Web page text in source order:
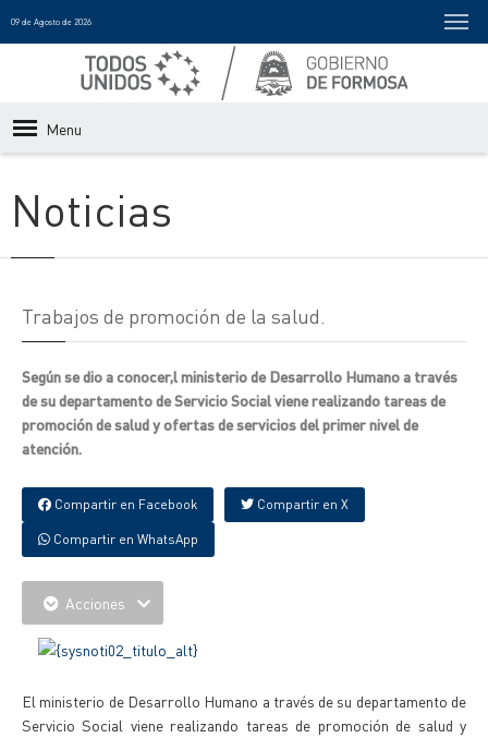
09 de Agosto de 2026
Menu
Noticias
Trabajos de promoción de la salud.
Según se dio a conocer,l ministerio de Desarrollo Humano a través
de su departamento de Servicio Social viene realizando tareas de
promoción de salud y ofertas de servicios del primer nivel de
atención.
Compartir en Facebook Compartir en X
Compartir en WhatsApp
Acciones
El ministerio de Desarrollo Humano a través de su departamento de
Servicio Social viene realizando tareas de promoción de salud y